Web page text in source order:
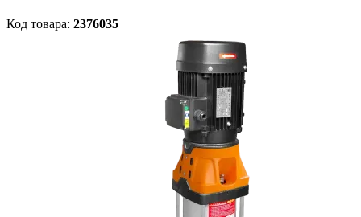
Код товара: 2376035